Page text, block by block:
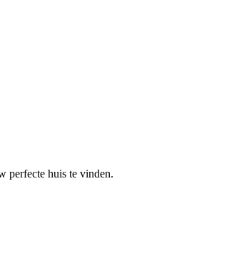
perfecte huis te vinden.